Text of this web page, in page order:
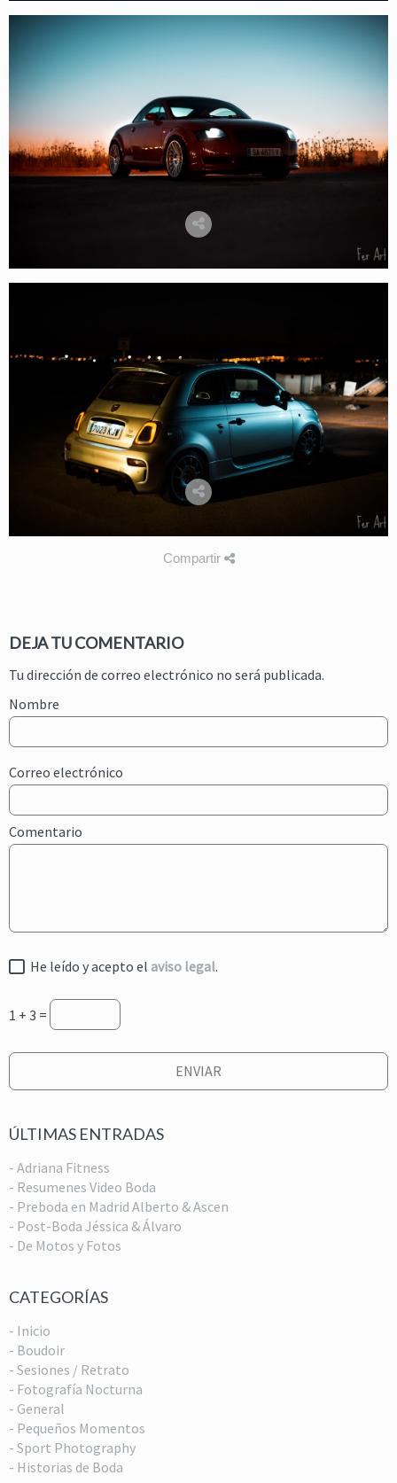
Compartir
DEJA TU COMENTARIO
Tu dirección de correo electrónico no será publicada.
Nombre
Correo electrónico
Comentario
He leído y acepto el aviso legal.
1 + 3 =
ÚLTIMAS ENTRADAS
- Adriana Fitness
- Resumenes Video Boda
- Preboda en Madrid Alberto & Ascen
- Post-Boda Jéssica & Álvaro
- De Motos y Fotos
CATEGORÍAS
- Inicio
- Boudoir
- Sesiones / Retrato
- Fotografía Nocturna
- General
- Pequeños Momentos
- Sport Photography
- Historias de Boda